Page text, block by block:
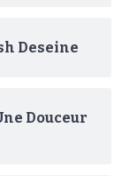
Deseine
Douceur